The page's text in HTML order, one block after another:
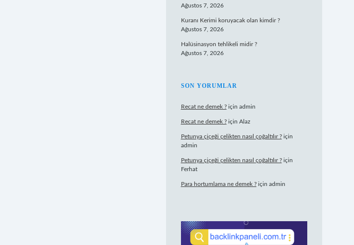
Ağustos 7, 2026
Kuranı Kerimi koruyacak olan kimdir ?
Ağustos 7, 2026
Halüsinasyon tehlikeli midir ?
Ağustos 7, 2026
SON YORUMLAR
Recat ne demek ?için admin
Recat ne demek ?için Alaz
Petunya çiçeği çelikten nasıl çoğaltılır ?için
admin
Petunya çiçeği çelikten nasıl çoğaltılır ?için
Ferhat
Para hortumlama ne demek ?için admin